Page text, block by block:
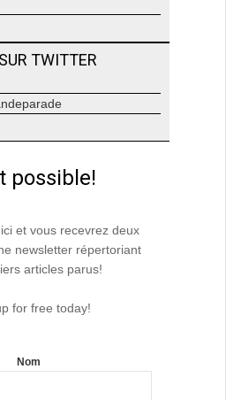
TWITTER
possible!
et vous recevrez deux
newsletter répertoriant
articles parus!
for free today!
Nom